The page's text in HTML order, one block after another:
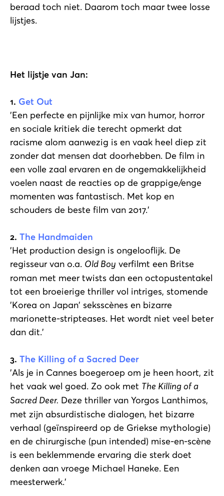
beraad toch niet. Daarom toch maar twee losse
lijstjes.
Het lijstje van Jan:
1. Get Out
'Een perfecte en pijnlijke mix van humor, horror
en sociale kritiek die terecht opmerkt dat
racisme alom aanwezig is en vaak heel diep zit
zonder dat mensen dat doorhebben. De film in
een volle zaal ervaren en de ongemakkelijkheid
voelen naast de reacties op de grappige/enge
momenten was fantastisch. Met kop en
schouders de beste film van 2017.'
2. The Handmaiden
'Het production design is ongelooflijk. De
regisseur van o.a. Old Boy verfilmt een Britse
roman met meer twists dan een octopustentakel
tot een broeierige thriller vol intriges, stomende
'Korea on Japan' seksscènes en bizarre
marionette-stripteases. Het wordt niet veel beter
dan dit.'
3. The Killing of a Sacred Deer
'Als je in Cannes boegeroep om je heen hoort, zit
het vaak wel goed. Zo ook met The Killing of a
Sacred Deer. Deze thriller van Yorgos Lanthimos,
met zijn absurdistische dialogen, het bizarre
verhaal (geïnspireerd op de Griekse mythologie)
en de chirurgische (pun intended) mise-en-scène
is een beklemmende ervaring die sterk doet
denken aan vroege Michael Haneke. Een
meesterwerk.'